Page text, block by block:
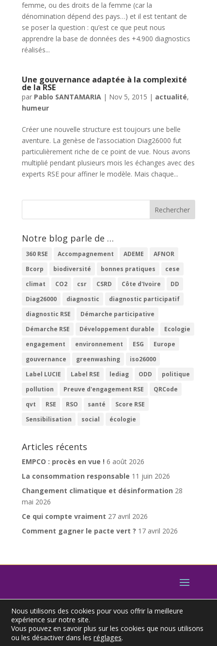
femme, ou des droits de la femme (car la
dénomination dépend des pays…) et il est tentant de
se poser la question : qu’est ce que peut nous
apprendre la base de données des +4.900 diagnostics
réalisés...
Une gouvernance adaptée à la complexité
de la RSE
par Pablo SANTAMARIA| Nov 5, 2015 | actualité,
humeur
Créer une nouvelle structure est toujours une belle
aventure. La genèse de l’association Diag26000 fut
particulièrement riche de ce point de vue. Nous avons
multiplié pendant plusieurs mois les échanges avec des
experts RSE pour affiner le modèle. Mais chaque...
Notre blog parle de …
360 RSE Accompagnement ADEME
AFNOR
Bcorp
biodiversité bonnes pratiques
cese
climat
CO2 csr CSRD Côte d'Ivoire
DD
Diag26000
diagnostic
diagnostic participatif
diagnostic RSE
Démarche participative
Démarche RSE
Développement durable
Ecologie
engagement
environnement ESG
Europe
gouvernance
greenwashing
iso26000
Label LUCIE
Label RSE lediag ODD
politique
pollution
Preuve d'engagement RSE
QRCode
qvt
RSE RSO santé
Score RSE
Sensibilisation
social écologie
Articles récents
EMPCO : procès en vue ! 6 août 2026
La consommation responsable 11 juin 2026
Changement climatique et désinformation 28
mai 2026
Ce qui compte vraiment 27 avril 2026
Comment gagner le pacte vert ? 17 avril 2026
© 2022 – DIAG26000 – Toutes reproductions
Nous utilisons des cookies pour vous offrir la meilleure
expérience sur notre site.
Vous pouvez en savoir plus sur les cookies que nous utilisons
ou les désactiver dans les réglages.